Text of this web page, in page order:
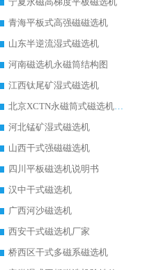
青海平板式高强磁磁选机
山东半逆流湿式磁选机
河南磁选机永磁筒结构图
江西钛尾矿湿式磁选机
北京XCTN永磁筒式磁选机磁块位置
河北锰矿湿式磁选机
山西干式强磁磁选机
四川平板磁选机说明书
汉中干式磁选机
广西河沙磁选机
西安干式磁选机厂家
桥西区干式多磁系磁选机